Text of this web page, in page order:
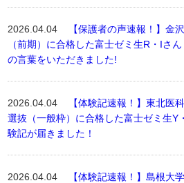
2026.04.04
【保護者の声速報！】金
（前期）に合格した富士ゼミ生R・Iさ
の言葉をいただきました!
2026.04.04
【体験記速報！】東北医
選抜（一般枠）に合格した富士ゼミ生Y
験記が届きました！
2026.04.04
【体験記速報！】島根大